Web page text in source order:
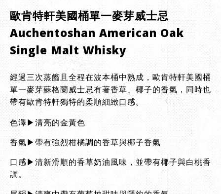
歐肯特軒美國桶單一麥芽威士忌
Auchentoshan American Oak
Single Malt Whisky
經過三次蒸餾且全程在波本桶中熟成，歐肯特軒美國桶
單一麥芽蘇格蘭威士忌有著香草、椰子的香氣，同時也
帶有歐肯特軒獨特的柔順細緻口感。
色澤▶清亮的金黃色
香氣▶帶有強烈柑橘調的香草與椰子香氣
口感▶清新滑順的香草奶油風味，並帶有椰子與白桃香
調。